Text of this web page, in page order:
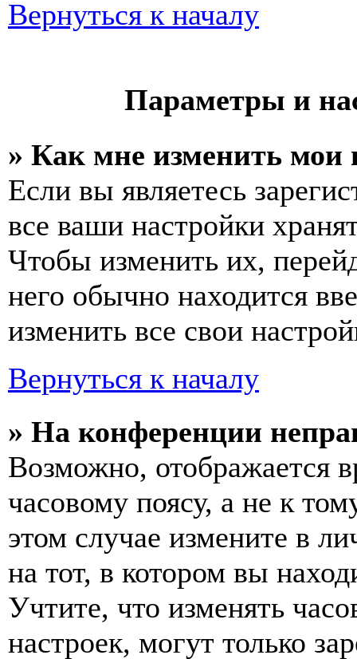
Вернуться к началу
Параметры и
» Как мне изменить мои
Если вы являетесь
все ваши настройки
Чтобы изменить их,
него обычно находится
изменить все свои
Вернуться к началу
» На конференции
Возможно, отображается
часовому поясу, а не к
этом случае измените в
на тот, в котором вы
Учтите, что изменять
настроек, могут только